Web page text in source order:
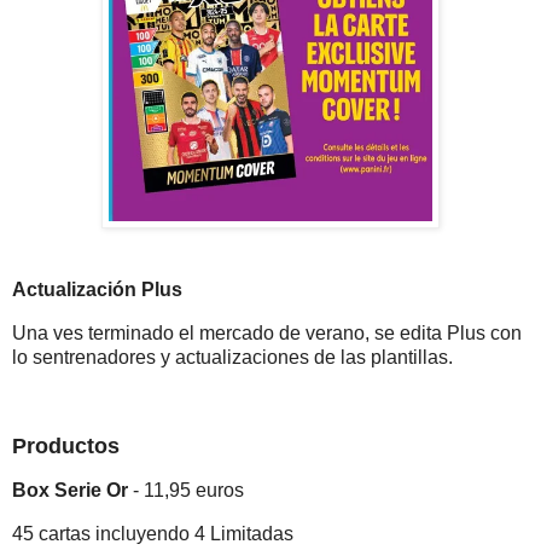
Actualización Plus
Una ves terminado el mercado de verano, se edita Plus con
lo sentrenadores y actualizaciones de las plantillas.
Productos
Box Serie Or - 11,95 euros
45 cartas incluyendo 4 Limitadas